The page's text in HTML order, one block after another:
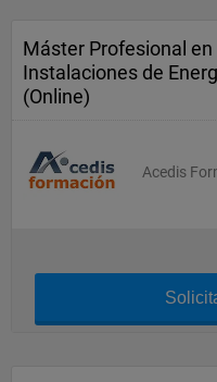
Máster Profesional en
Instalaciones de
(Online)
Acedis